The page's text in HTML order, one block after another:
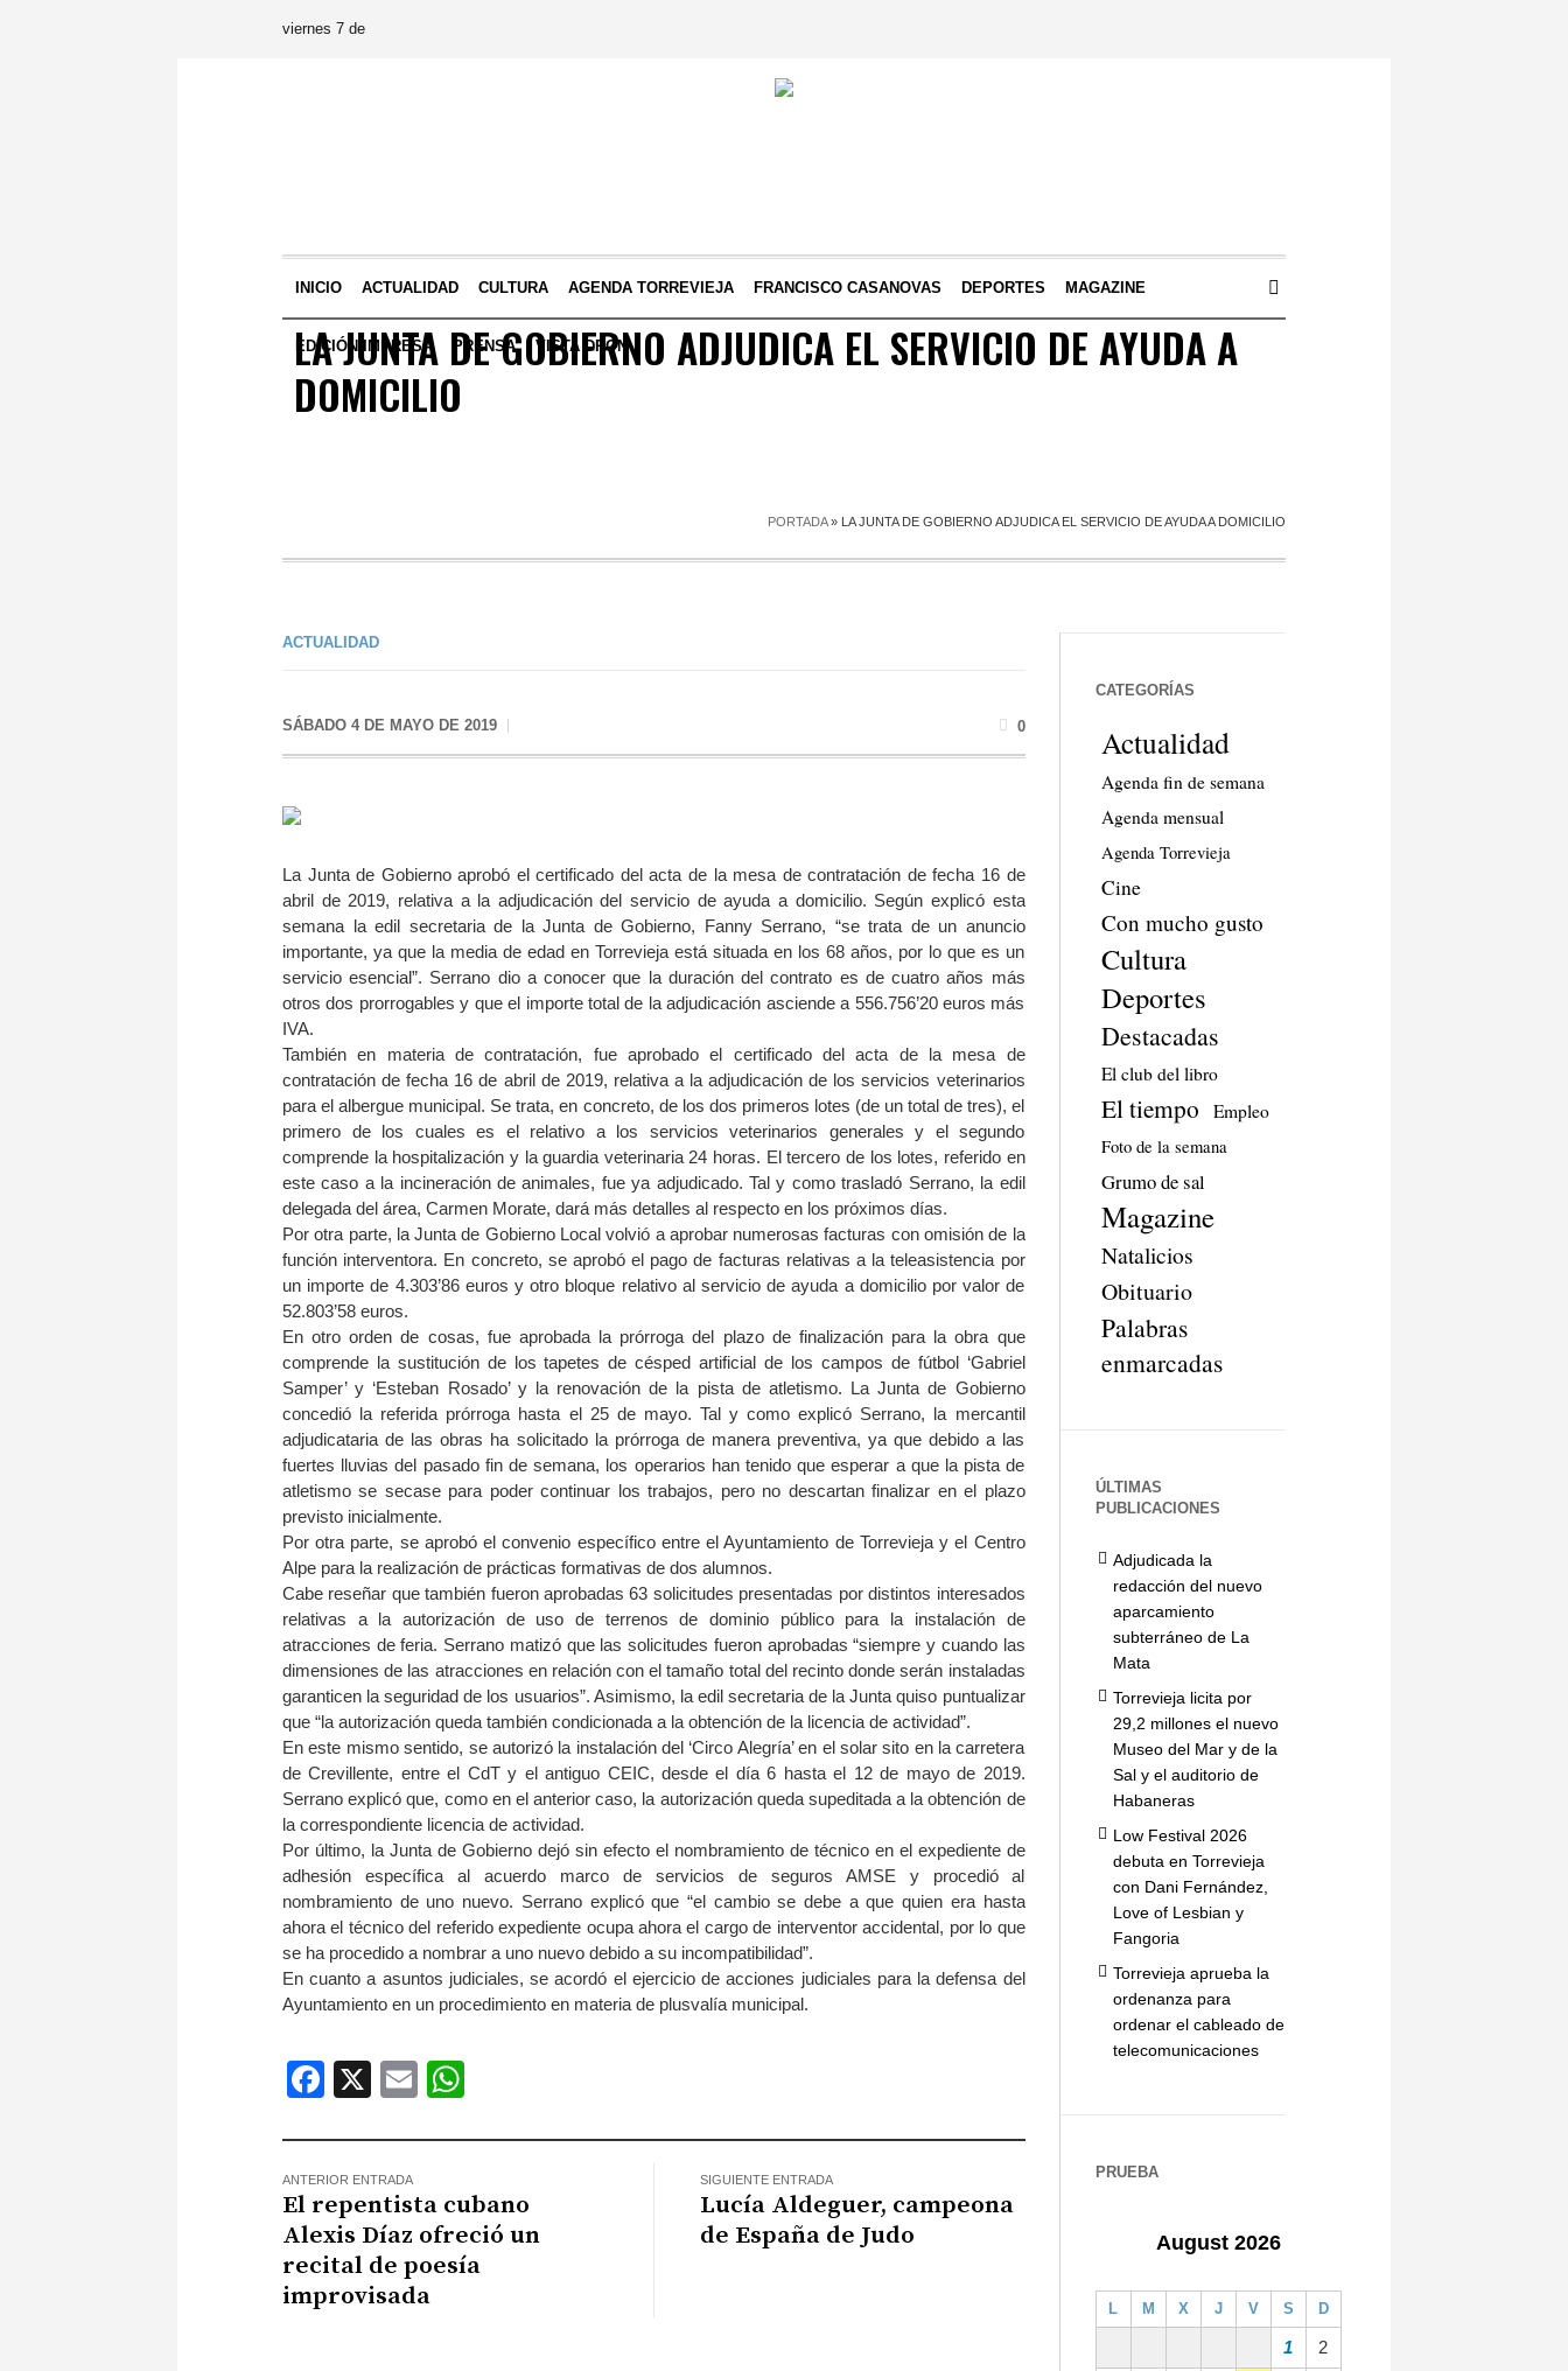
viernes 7 de
INICIO ACTUALIDAD CULTURA AGENDA TORREVIEJA FRANCISCO CASANOVAS DEPORTES MAGAZINE
EDICIÓN IMPRESA PRENSA VISTA DRON
LA JUNTA DE GOBIERNO ADJUDICA EL SERVICIO DE AYUDA A
DOMICILIO
PORTADA» LA JUNTA DE GOBIERNO ADJUDICA EL SERVICIO DE AYUDA A DOMICILIO
ACTUALIDAD
SÁBADO 4 DE MAYO DE 2019 0
La Junta de Gobierno aprobó el certificado del acta de la mesa de contratación de fecha 16 de
abril de 2019, relativa a la adjudicación del servicio de ayuda a domicilio. Según explicó esta
semana la edil secretaria de la Junta de Gobierno, Fanny Serrano, “se trata de un anuncio
importante, ya que la media de edad en Torrevieja está situada en los 68 años, por lo que es un
servicio esencial”. Serrano dio a conocer que la duración del contrato es de cuatro años más
otros dos prorrogables y que el importe total de la adjudicación asciende a 556.756’20 euros más
IVA.
También en materia de contratación, fue aprobado el certificado del acta de la mesa de
contratación de fecha 16 de abril de 2019, relativa a la adjudicación de los servicios veterinarios
para el albergue municipal. Se trata, en concreto, de los dos primeros lotes (de un total de tres), el
primero de los cuales es el relativo a los servicios veterinarios generales y el segundo
comprende la hospitalización y la guardia veterinaria 24 horas. El tercero de los lotes, referido en
este caso a la incineración de animales, fue ya adjudicado. Tal y como trasladó Serrano, la edil
delegada del área, Carmen Morate, dará más detalles al respecto en los próximos días.
Por otra parte, la Junta de Gobierno Local volvió a aprobar numerosas facturas con omisión de la
función interventora. En concreto, se aprobó el pago de facturas relativas a la teleasistencia por
un importe de 4.303’86 euros y otro bloque relativo al servicio de ayuda a domicilio por valor de
52.803’58 euros.
En otro orden de cosas, fue aprobada la prórroga del plazo de finalización para la obra que
comprende la sustitución de los tapetes de césped artificial de los campos de fútbol ‘Gabriel
Samper’ y ‘Esteban Rosado’ y la renovación de la pista de atletismo. La Junta de Gobierno
concedió la referida prórroga hasta el 25 de mayo. Tal y como explicó Serrano, la mercantil
adjudicataria de las obras ha solicitado la prórroga de manera preventiva, ya que debido a las
fuertes lluvias del pasado fin de semana, los operarios han tenido que esperar a que la pista de
atletismo se secase para poder continuar los trabajos, pero no descartan finalizar en el plazo
previsto inicialmente.
Por otra parte, se aprobó el convenio específico entre el Ayuntamiento de Torrevieja y el Centro
Alpe para la realización de prácticas formativas de dos alumnos.
Cabe reseñar que también fueron aprobadas 63 solicitudes presentadas por distintos interesados
relativas a la autorización de uso de terrenos de dominio público para la instalación de
atracciones de feria. Serrano matizó que las solicitudes fueron aprobadas “siempre y cuando las
dimensiones de las atracciones en relación con el tamaño total del recinto donde serán instaladas
garanticen la seguridad de los usuarios”. Asimismo, la edil secretaria de la Junta quiso puntualizar
que “la autorización queda también condicionada a la obtención de la licencia de actividad”.
En este mismo sentido, se autorizó la instalación del ‘Circo Alegría’ en el solar sito en la carretera
de Crevillente, entre el CdT y el antiguo CEIC, desde el día 6 hasta el 12 de mayo de 2019.
Serrano explicó que, como en el anterior caso, la autorización queda supeditada a la obtención de
la correspondiente licencia de actividad.
Por último, la Junta de Gobierno dejó sin efecto el nombramiento de técnico en el expediente de
adhesión específica al acuerdo marco de servicios de seguros AMSE y procedió al
nombramiento de uno nuevo. Serrano explicó que “el cambio se debe a que quien era hasta
ahora el técnico del referido expediente ocupa ahora el cargo de interventor accidental, por lo que
se ha procedido a nombrar a uno nuevo debido a su incompatibilidad”.
En cuanto a asuntos judiciales, se acordó el ejercicio de acciones judiciales para la defensa del
Ayuntamiento en un procedimiento en materia de plusvalía municipal.
Facebook
X Email
ANTERIOR ENTRADA
El repentista cubano
Alexis Díaz ofreció un
recital de poesía
improvisada
SIGUIENTE ENTRADA
Lucía Aldeguer, campeona
de España de Judo
CATEGORÍAS
Actualidad
Agenda fin de semana
Agenda mensual
Agenda Torrevieja
Cine
Con mucho gusto
Cultura
Deportes
Destacadas
El club del libro
El tiempo Empleo
Foto de la semana
Grumo de sal
Magazine
Natalicios
Obituario
Palabras
enmarcadas
ÚLTIMAS
PUBLICACIONES
Adjudicada la
redacción del nuevo
aparcamiento
subterráneo de La
Mata
Torrevieja licita por
29,2 millones el nuevo
Museo del Mar y de la
Sal y el auditorio de
Habaneras
Low Festival 2026
debuta en Torrevieja
con Dani Fernández,
Love of Lesbian y
Fangoria
Torrevieja aprueba la
ordenanza para
ordenar el cableado de
telecomunicaciones
PRUEBA
August 2026
L M X J V S D
1 2